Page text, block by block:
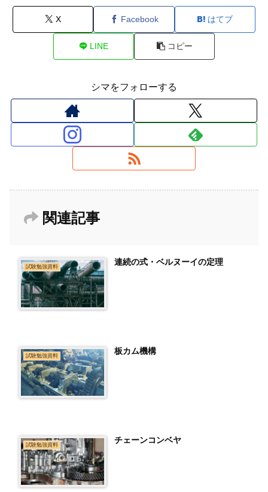
X Facebook はてブ
LINE コピー
シマをフォローする
関連記事
試験勉強資料 連続の式・ベルヌーイの定理
試験勉強資料 板カム機構
試験勉強資料 チェーンコンベヤ